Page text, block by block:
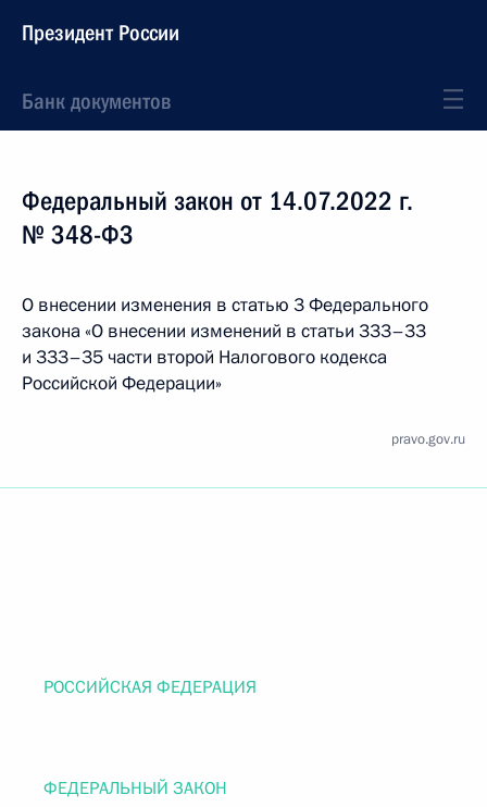
Президент России
Банк документов
Федеральный закон от 14.07.2022 г.
№ 348-ФЗ
О внесении изменения в статью 3 Федерального
закона «О внесении изменений в статьи 333–33
и 333–35 части второй Налогового кодекса
Российской Федерации»
pravo.gov.ru
РОССИЙСКАЯ ФЕДЕРАЦИЯ
ФЕДЕРАЛЬНЫЙ ЗАКОН